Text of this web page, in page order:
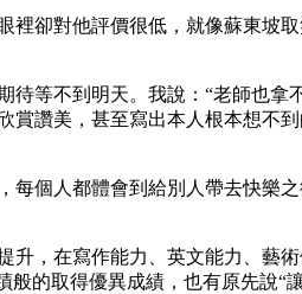
卻對他評價很低，就像蘇東坡
等不到明天。我說：“老師也拿
賞讚美，甚至寫出本人根本想不
每個人都體會到給別人帶去快樂
，在寫作能力、英文能力、藝
的取得優異成績，也有原先說“